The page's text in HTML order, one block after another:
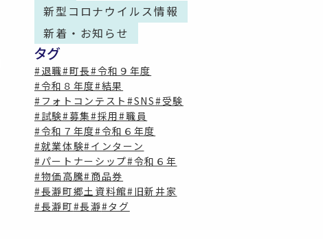
新型コロナウイルス情報
新着・お知らせ
タグ
#退職#町長#令和９年度
#令和８年度#結果
#フォトコンテスト#SNS#受験
#試験#募集#採用#職員
#令和７年度#令和６年度
#就業体験#インターン
#パートナーシップ#令和６年
#物価高騰#商品券
#長瀞町郷土資料館#旧新井家
#長瀞町#長瀞#タグ